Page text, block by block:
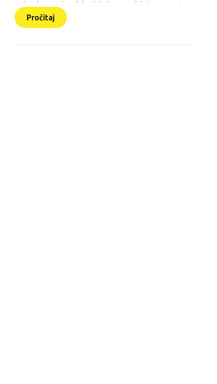
prelazak na novi model rada koji će se odvijati uz pomoć
triju aplikacija: Pomozimo zajedno (javna), HUMH HUB i
HUMH GO (obje interne).
Pročitaj